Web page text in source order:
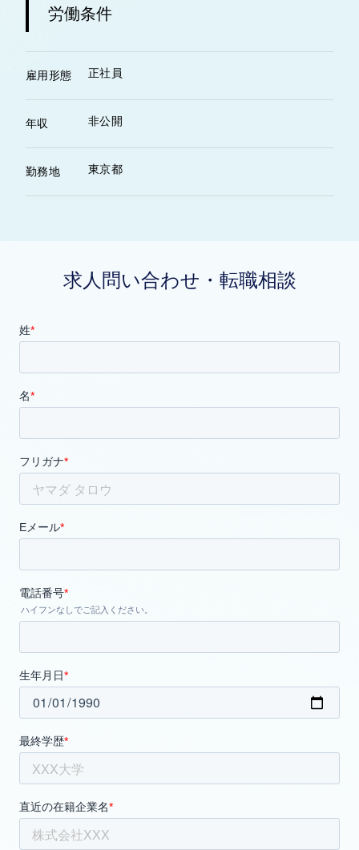
労働条件
雇用形態 正社員
年収 非公開
勤務地 東京都
求人問い合わせ・転職相談